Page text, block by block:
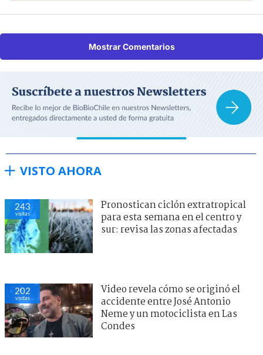
Mostrar Comentarios
VISTO AHORA
243
visitas
Pronostican ciclón extratropical
para esta semana en el centro y
sur: revisa las zonas afectadas
202
visitas
Video revela cómo se originó el
accidente entre José Antonio
Neme y un motociclista en Las
Condes